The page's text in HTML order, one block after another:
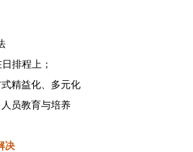
排程上；
精益化、多元化
员教育与培养
决